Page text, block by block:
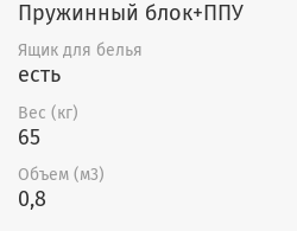
Пружинный блок+ППУ
Ящик для белья
есть
Вес (кг)
65
Объем (м3)
0,8